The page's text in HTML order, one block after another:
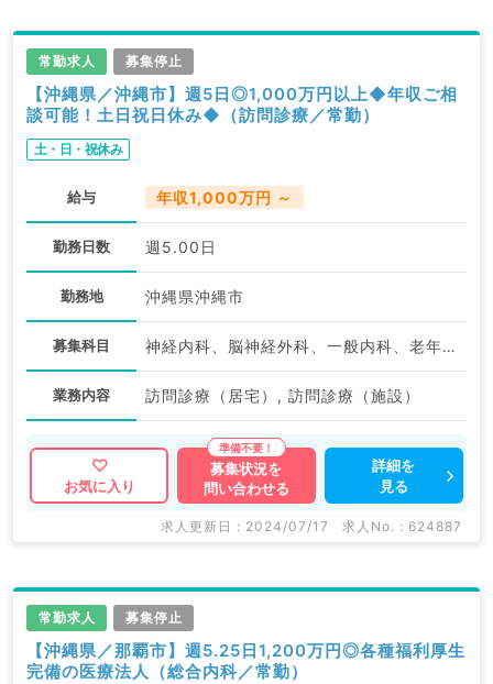
常勤求人 募集停止
【沖縄県／沖縄市】週5日◎1,000万円以上◆年収ご相
談可能！土日祝日休み◆（訪問診療／常勤）
土・日・祝休み
給与 年収1,000万円 ～
勤務日数 週5.00日
勤務地 沖縄県沖縄市
募集科目 神経内科、脳神経外科、一般内科、老年内科、外科系全般、一般外科
業務内容 訪問診療（居宅）, 訪問診療（施設）
お気に入り
募集状況を
問い合わせる
詳細を
見る
求人更新日 : 2024/07/17 求人No. : 624887
常勤求人 募集停止
【沖縄県／那覇市】週5.25日1,200万円◎各種福利厚生
完備の医療法人（総合内科／常勤）